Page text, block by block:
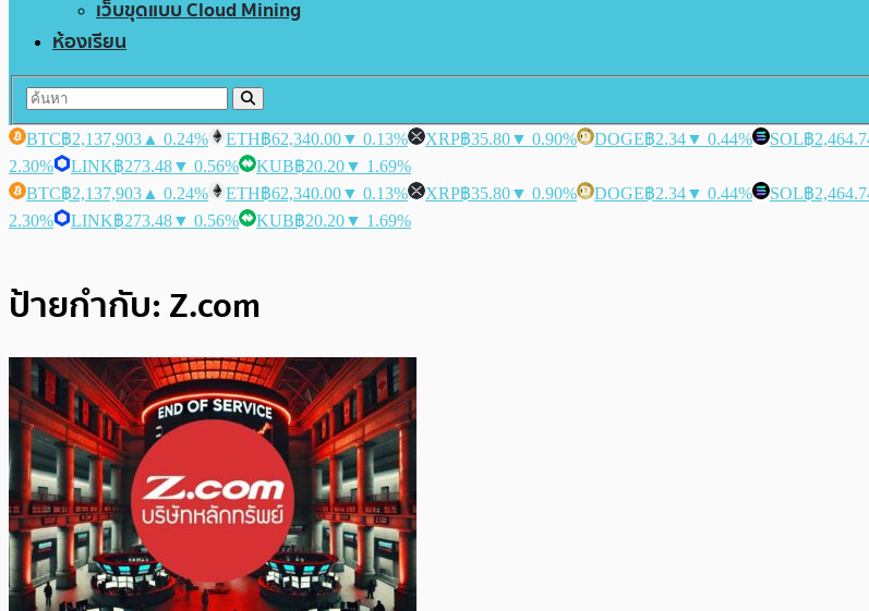
เว็บขุดแบบ Cloud Mining
ห้องเรียน
BTC฿2,137,903 ▲ 0.24% ETH฿62,340.00▼ 0.13% XRP฿35.80▼ 0.90% DOGE฿2.34▼ 0.44% SOL฿
2.30%
LINK฿273.48▼ 0.56% KUB฿20.20▼ 1.69%
BTC฿2,137,903 ▲ 0.24% ETH฿62,340.00▼ 0.13% XRP฿35.80▼ 0.90% DOGE฿2.34▼ 0.44% SOL฿
2.30%
LINK฿273.48▼ 0.56% KUB฿20.20▼ 1.69%
ป้ายกำกับ: Z.com